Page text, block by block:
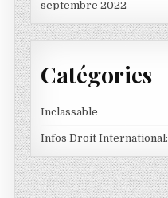
septembre 2022
Catégories
Inclassable
Infos Droit International: